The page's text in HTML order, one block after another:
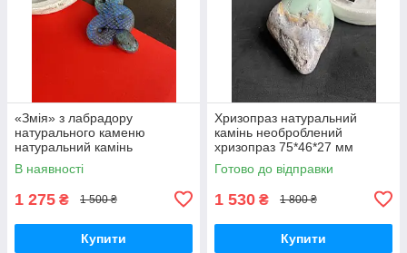
«Змія» з лабрадору
натурального каменю
натуральний камінь
лабрадор фігурка змія
лабрадор без оправи.Індія
В наявності
1 275 ₴ 1 500 ₴
Купити
Хризопраз натуральний
камінь необроблений
хризопраз 75*46*27 мм
Готово до відправки
1 530 ₴ 1 800 ₴
Купити